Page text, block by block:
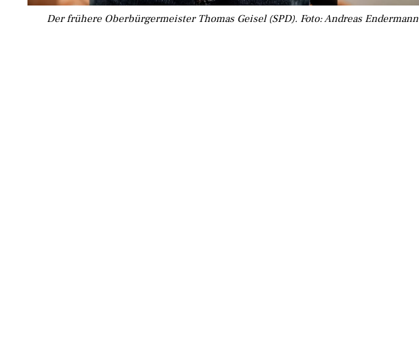
Der frühere Oberbürgermeister Thomas Geisel (SPD). Foto: Andreas Endermann